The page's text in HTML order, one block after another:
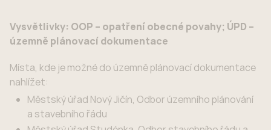
Vysvětlivky: OOP – opatření obecné povahy; ÚPD –
územně plánovací dokumentace
Místa, kde je možné do územně plánovací dokumentace
nahlížet:
Městský úřad Nový Jičín, Odbor územního plánování
a stavebního řádu